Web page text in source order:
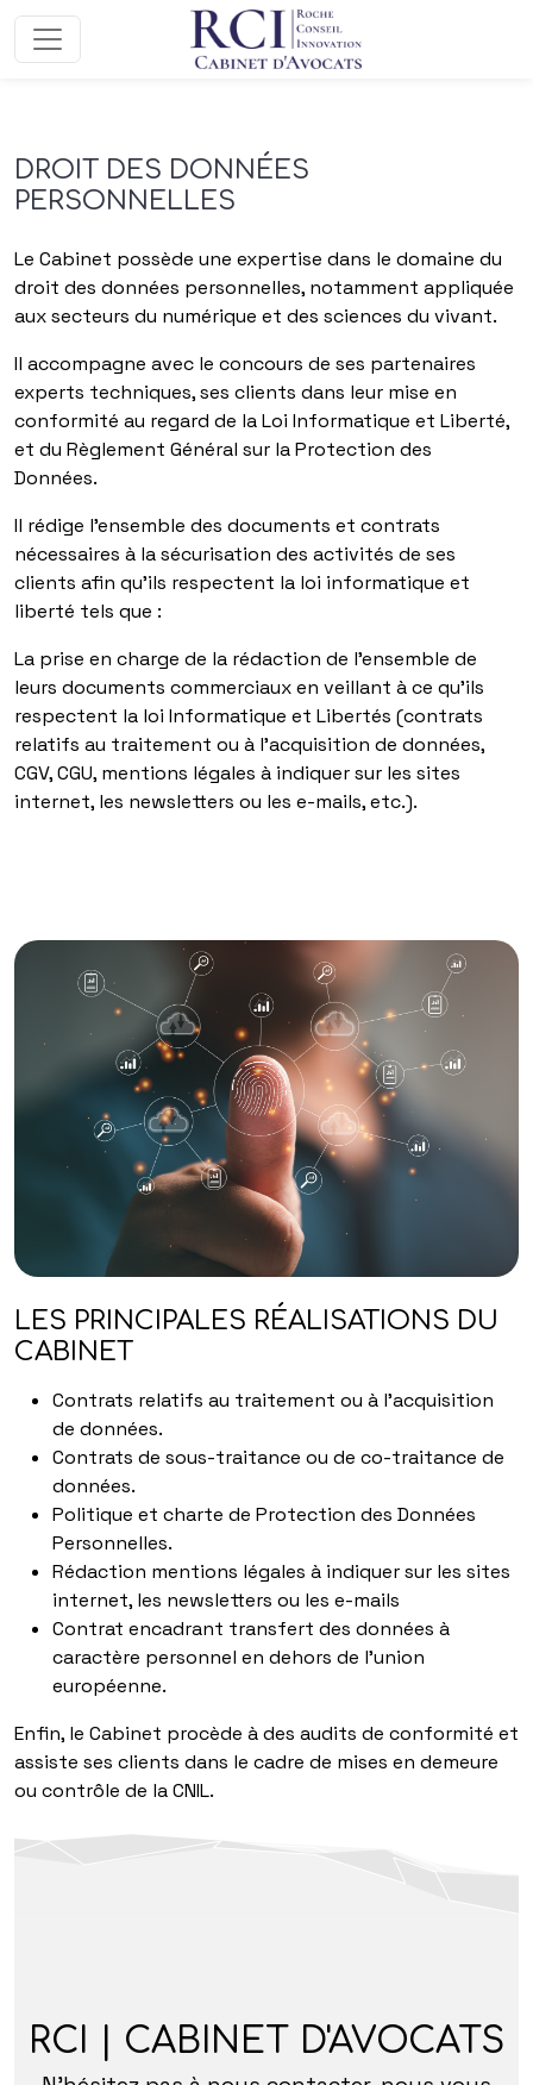
Aller au contenu
DROIT DES DONNÉES
PERSONNELLES
Le Cabinet possède une expertise dans le domaine du
droit des données personnelles, notamment appliquée
aux secteurs du numérique et des sciences du vivant.
Il accompagne avec le concours de ses partenaires
experts techniques, ses clients dans leur mise en
conformité au regard de la Loi Informatique et Liberté,
et du Règlement Général sur la Protection des
Données.
Il rédige l’ensemble des documents et contrats
nécessaires à la sécurisation des activités de ses
clients afin qu’ils respectent la loi informatique et
liberté tels que :
La prise en charge de la rédaction de l’ensemble de
leurs documents commerciaux en veillant à ce qu’ils
respectent la loi Informatique et Libertés (contrats
relatifs au traitement ou à l’acquisition de données,
CGV, CGU, mentions légales à indiquer sur les sites
internet, les newsletters ou les e-mails, etc.).
LES PRINCIPALES RÉALISATIONS DU
CABINET
Contrats relatifs au traitement ou à l’acquisition
de données.
Contrats de sous-traitance ou de co-traitance de
données.
Politique et charte de Protection des Données
Personnelles.
Rédaction mentions légales à indiquer sur les sites
internet, les newsletters ou les e-mails
Contrat encadrant transfert des données à
caractère personnel en dehors de l’union
européenne.
Enfin, le Cabinet procède à des audits de conformité et
assiste ses clients dans le cadre de mises en demeure
ou contrôle de la CNIL.
RCI | CABINET D'AVOCATS